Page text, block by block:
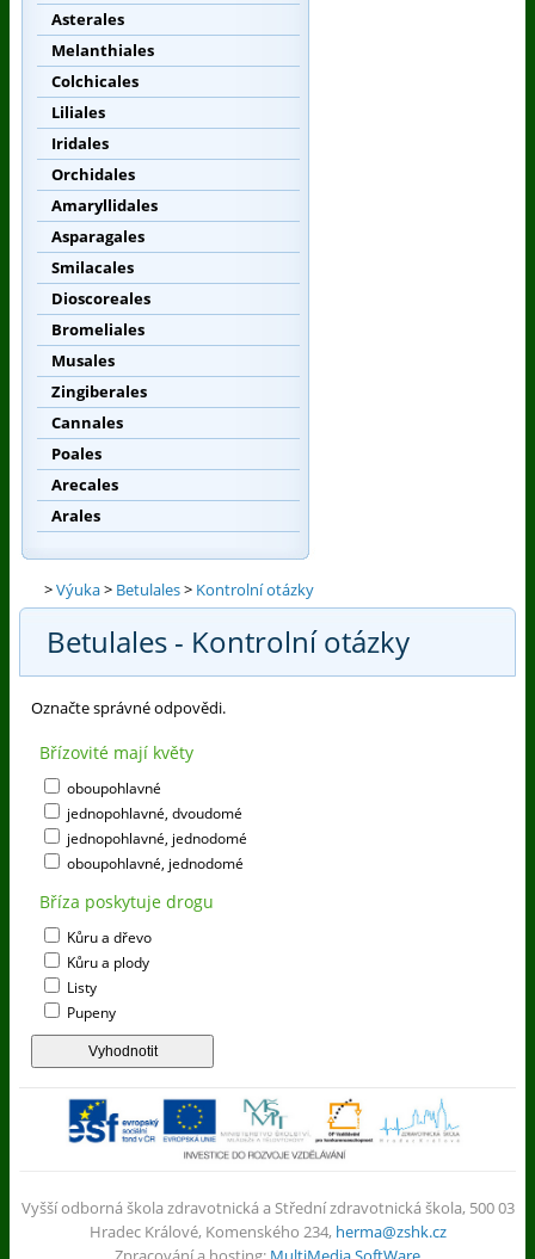
Asterales
Melanthiales
Colchicales
Liliales
Iridales
Orchidales
Amaryllidales
Asparagales
Smilacales
Dioscoreales
Bromeliales
Musales
Zingiberales
Cannales
Poales
Arecales
Arales
>Výuka> Betulales> Kontrolní otázky
Betulales - Kontrolní otázky
Označte správné odpovědi.
Břízovité mají květy
oboupohlavné
jednopohlavné, dvoudomé
jednopohlavné, jednodomé
oboupohlavné, jednodomé
Bříza poskytuje drogu
Kůru a dřevo
Kůru a plody
Listy
Pupeny
Vyšší odborná škola zdravotnická a Střední zdravotnická škola, 500 03
Hradec Králové, Komenského 234, herma@zshk.cz